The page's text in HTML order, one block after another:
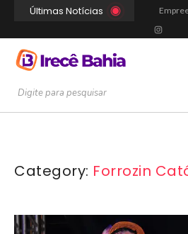
Últimas Notícias
Category: Forrozin